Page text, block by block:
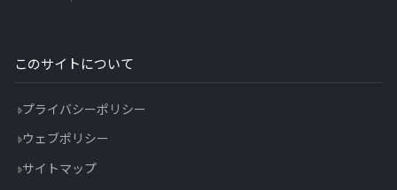
このサイトについて
プライバシーポリシー
ウェブポリシー
サイトマップ